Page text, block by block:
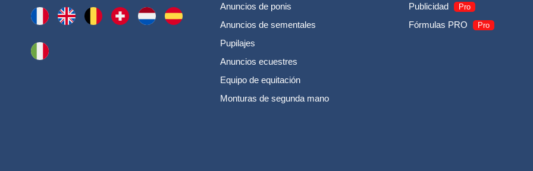
Anuncios de ponis
Anuncios de sementales
Pupilajes
Anuncios ecuestres
Equipo de equitación
Monturas de segunda mano
Publicidad
Pro
Fórmulas PRO Pro